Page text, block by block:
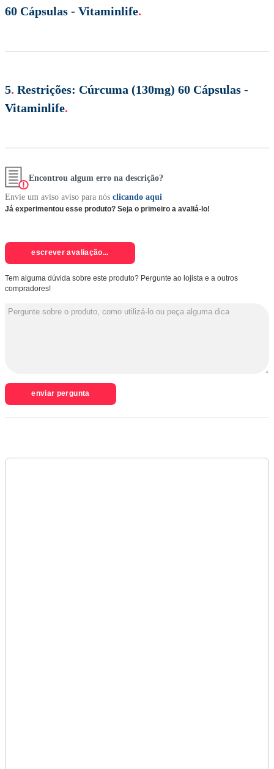
60 Cápsulas - Vitaminlife.
5. Restrições: Cúrcuma (130mg) 60 Cápsulas -
Vitaminlife.
Encontrou algum erro na descrição?
Envie um aviso aviso para nós clicando aqui
Já experimentou esse produto? Seja o primeiro a avaliá-lo!
escrever avaliação...
Tem alguma dúvida sobre este produto? Pergunte ao lojista e a outros
compradores!
enviar pergunta